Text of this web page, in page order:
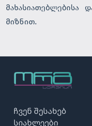
მახასიათებლებისა
მიზნით.
ჩვენ შესახებ
სიახლეები